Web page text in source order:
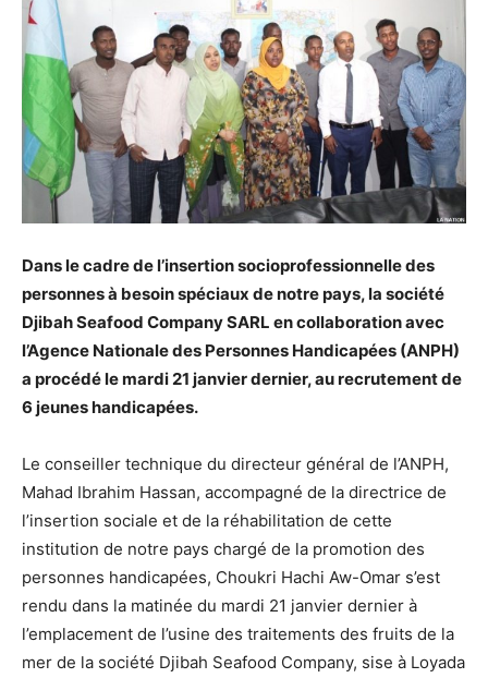
Dans le cadre de l’insertion socioprofessionnelle des
personnes à besoin spéciaux de notre pays, la société
Djibah Seafood Company SARL en collaboration avec
l’Agence Nationale des Personnes Handicapées (ANPH)
a procédé le mardi 21 janvier dernier, au recrutement de
6 jeunes handicapées.
Le conseiller technique du directeur général de l’ANPH,
Mahad Ibrahim Hassan, accompagné de la directrice de
l’insertion sociale et de la réhabilitation de cette
institution de notre pays chargé de la promotion des
personnes handicapées, Choukri Hachi Aw-Omar s’est
rendu dans la matinée du mardi 21 janvier dernier à
l’emplacement de l’usine des traitements des fruits de la
mer de la société Djibah Seafood Company, sise à Loyada